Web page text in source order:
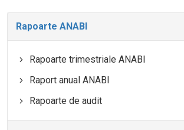
Rapoarte ANABI
Rapoarte trimestriale ANABI
Raport anual ANABI
Rapoarte de audit